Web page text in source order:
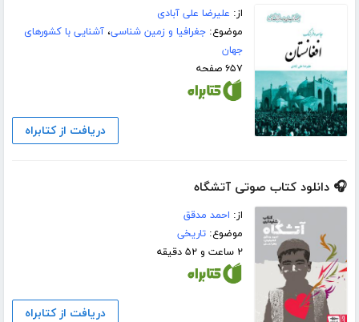
از: علیرضا علی آبادی
موضوع:جغرافیا و زمین شناسی،آشنایی با کشورهای
جهان
۶۵۷ صفحه
دریافت از کتابراه
🎧 دانلود کتاب صوتی آتشگاه
از: احمد مدقق
موضوع:تاریخی
۲ ساعت و ۵۲ دقیقه
دریافت از کتابراه